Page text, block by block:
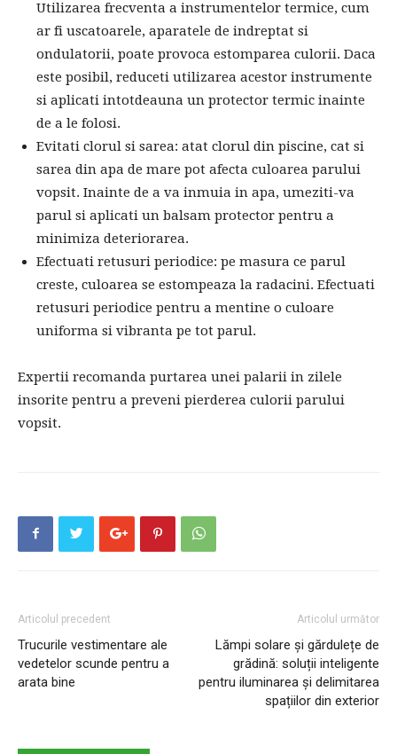
Utilizarea frecventa a instrumentelor termice, cum
ar fi uscatoarele, aparatele de indreptat si
ondulatorii, poate provoca estomparea culorii. Daca
este posibil, reduceti utilizarea acestor instrumente
si aplicati intotdeauna un protector termic inainte
de a le folosi.
Evitati clorul si sarea: atat clorul din piscine, cat si
sarea din apa de mare pot afecta culoarea parului
vopsit. Inainte de a va inmuia in apa, umeziti-va
parul si aplicati un balsam protector pentru a
minimiza deteriorarea.
Efectuati retusuri periodice: pe masura ce parul
creste, culoarea se estompeaza la radacini. Efectuati
retusuri periodice pentru a mentine o culoare
uniforma si vibranta pe tot parul.
Expertii recomanda purtarea unei palarii in zilele
insorite pentru a preveni pierderea culorii parului
vopsit.
Articolul precedent
Trucurile vestimentare ale
vedetelor scunde pentru a
arata bine
Articolul următor
Lămpi solare și gărdulețe de
grădină: soluții inteligente
pentru iluminarea și delimitarea
spațiilor din exterior